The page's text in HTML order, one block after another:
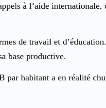
à l’aide
de travail et
base productive.
habitant a en réalité